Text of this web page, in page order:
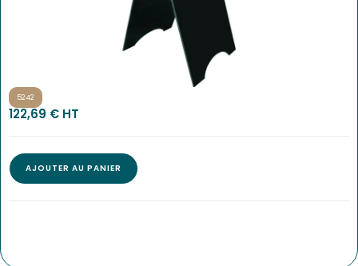
5242
122,69 € HT
AJOUTER AU PANIER